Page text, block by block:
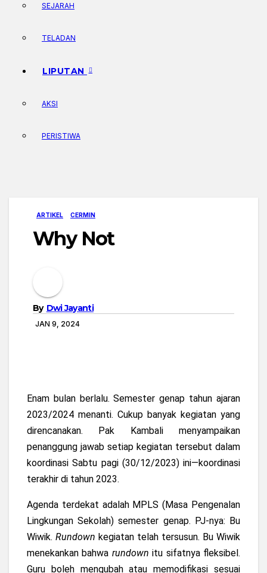
SEJARAH
TELADAN
LIPUTAN
AKSI
PERISTIWA
ARTIKEL CERMIN
Why Not
By Dwi Jayanti
JAN 9, 2024
Enam bulan berlalu. Semester genap tahun ajaran
2023/2024 menanti. Cukup banyak kegiatan yang
direncanakan. Pak Kambali menyampaikan
penanggung jawab setiap kegiatan tersebut dalam
koordinasi Sabtu pagi (30/12/2023) ini—koordinasi
terakhir di tahun 2023.
Agenda terdekat adalah MPLS (Masa Pengenalan
Lingkungan Sekolah) semester genap. PJ-nya: Bu
Wiwik. ­ Rundown kegiatan telah tersusun. Bu Wiwik
menekankan bahwa rundownitu sifatnya fleksibel.
Guru boleh mengubah atau memodifikasi sesuai